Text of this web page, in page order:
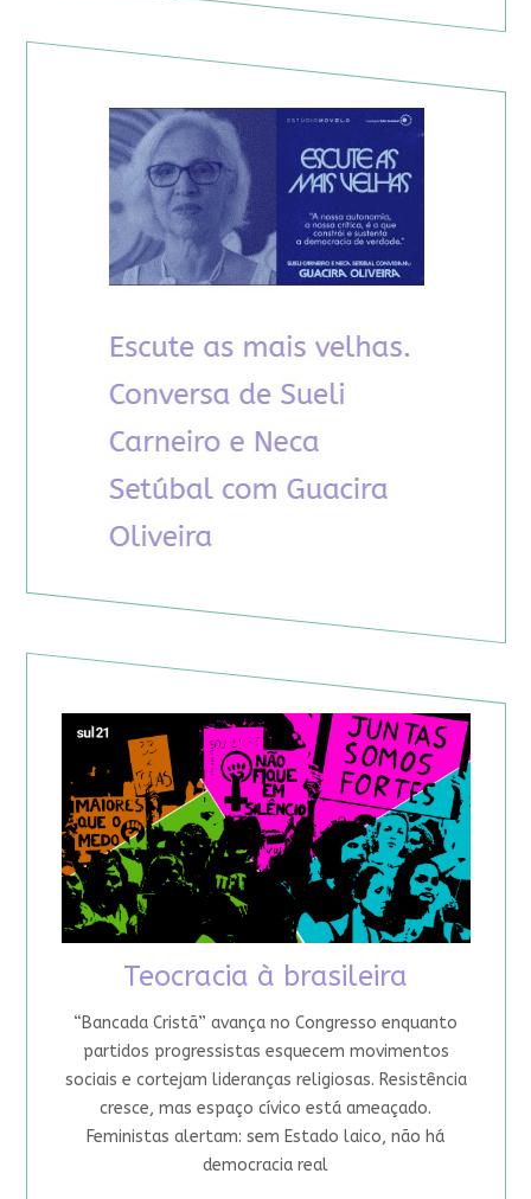
Teocracia à brasileira
“Bancada Cristã” avança no Congresso enquanto
partidos progressistas esquecem movimentos
sociais e cortejam lideranças religiosas. Resistência
cresce, mas espaço cívico está ameaçado.
Feministas alertam: sem Estado laico, não há
democracia real